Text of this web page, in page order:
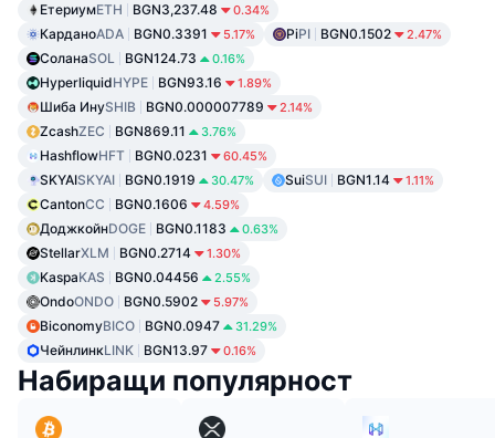
ЕтериумETH BGN3,237.48 0.34%
КарданоADA BGN0.3391 5.17% PiPI BGN0.1502 2.47%
СоланаSOL BGN124.73 0.16%
HyperliquidHYPE BGN93.16 1.89%
Шиба ИнуSHIB BGN0.000007789 2.14%
ZcashZEC BGN869.11 3.76%
HashflowHFT BGN0.0231 60.45%
SKYAISKYAI BGN0.1919 30.47% SuiSUI BGN1.14 1.11%
CantonCC BGN0.1606 4.59%
ДоджкойнDOGE BGN0.1183 0.63%
StellarXLM BGN0.2714 1.30%
KaspaKAS BGN0.04456 2.55%
OndoONDO BGN0.5902 5.97%
BiconomyBICO BGN0.0947 31.29%
ЧейнлинкLINK BGN13.97 0.16%
Набиращи популярност